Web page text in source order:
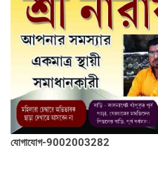
যোগাযোগ-9002003282